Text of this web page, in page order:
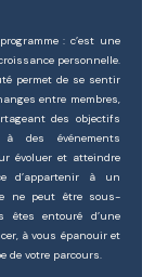
: c’est une
personnelle.
permet de se sentir
entre membres,
des objectifs
des événements
évoluer et atteindre
d’appartenir à un
ne peut être sous-
êtes entouré d’une
à vous épanouir et
de votre parcours.